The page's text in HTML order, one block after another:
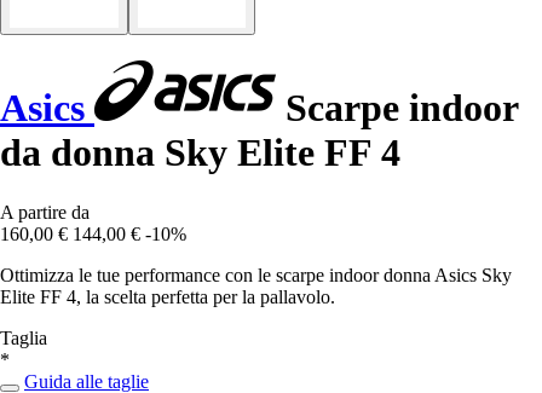
Asics
Scarpe indoor
da donna Sky Elite FF 4
A partire da
160,00 € 144,00 € -10%
Ottimizza le tue performance con le scarpe indoor donna Asics Sky
Elite FF 4, la scelta perfetta per la pallavolo.
Taglia
*
Guida alle taglie